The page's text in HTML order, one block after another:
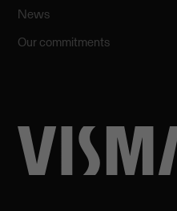
News
Our commitments